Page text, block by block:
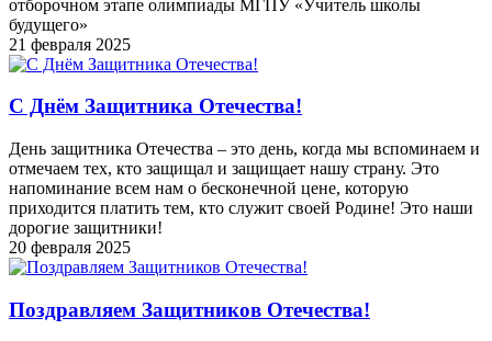
отборочном этапе олимпиады МГПУ «Учитель школы
будущего»
21 февраля 2025
С Днём Защитника Отечества!
День защитника Отечества – это день, когда мы вспоминаем и
отмечаем тех, кто защищал и защищает нашу страну. Это
напоминание всем нам о бесконечной цене, которую
приходится платить тем, кто служит своей Родине! Это наши
дорогие защитники!
20 февраля 2025
Поздравляем Защитников Отечества!